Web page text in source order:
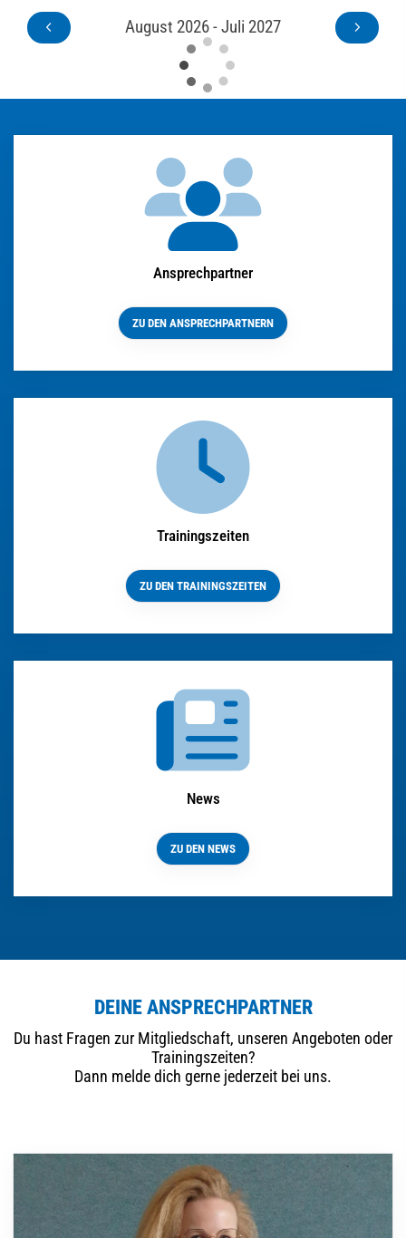
August 2026 - Juli 2027
Ansprechpartner
ZU DEN ANSPRECHPARTNERN
Trainingszeiten
ZU DEN TRAININGSZEITEN
News
ZU DEN NEWS
DEINE ANSPRECHPARTNER
Du hast Fragen zur Mitgliedschaft, unseren Angeboten oder
Trainingszeiten?
Dann melde dich gerne jederzeit bei uns.